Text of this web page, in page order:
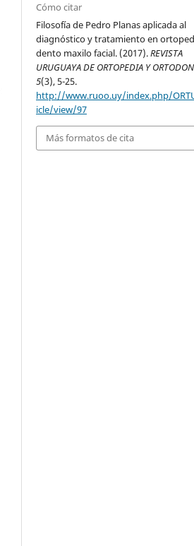
Cómo citar
Filosofía de Pedro Planas aplicada al
diagnóstico y tratamiento en
dento maxilo facial. (2017).REVISTA
URUGUAYA DE ORTOPEDIA Y
5(3), 5-25.
http://www.ruoo.uy/index.php/
icle/view/97
Más formatos de cita